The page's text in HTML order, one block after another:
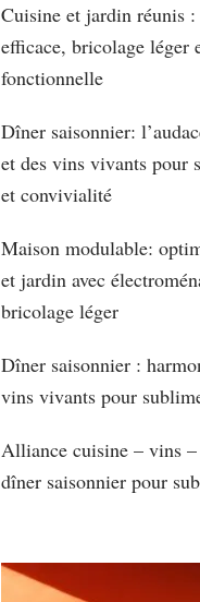
Cuisine et jardin réunis
efficace, bricolage léger
fonctionnelle
Dîner saisonnier:
et des vins vivants pour
et convivialité
Maison modulable:
et jardin avec
bricolage léger
Dîner saisonnier :
vins vivants pour
Alliance cuisine – vins
dîner saisonnier pour